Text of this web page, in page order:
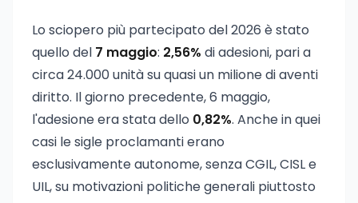
Lo sciopero più partecipato del 2026 è stato
quello del 7 maggio: 2,56% di adesioni, pari a
circa 24.000 unità su quasi un milione di aventi
diritto. Il giorno precedente, 6 maggio,
l'adesione era stata dello 0,82%. Anche in quei
casi le sigle proclamanti erano
esclusivamente autonome, senza CGIL, CISL e
UIL, su motivazioni politiche generali piuttosto